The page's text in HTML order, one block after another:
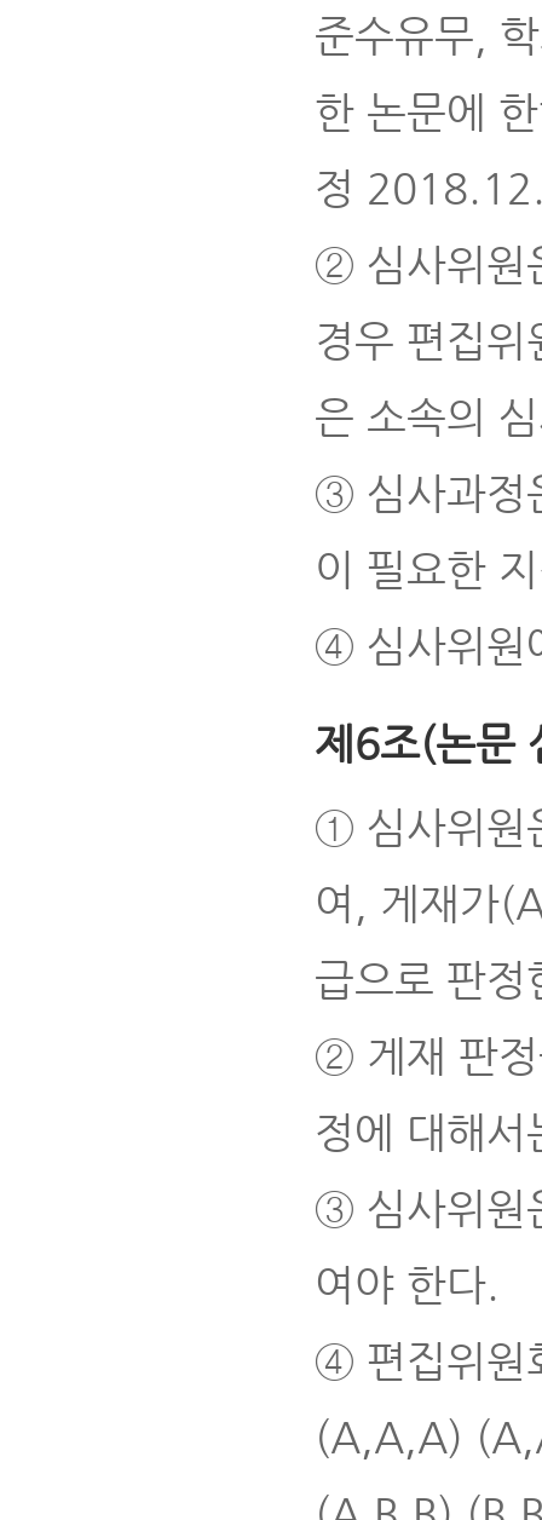
준수유무,
한 논문에
정
② 심사위원
경우 편집
은 소속의
③ 심사과정
이 필요한
④ 심사위원
제6조(논문
① 심사위원
여, 게재가
급으로 판정
② 게재 판정
정에 대해
③ 심사위원
여야 한다.
④ 편집위원
(A,A,A)